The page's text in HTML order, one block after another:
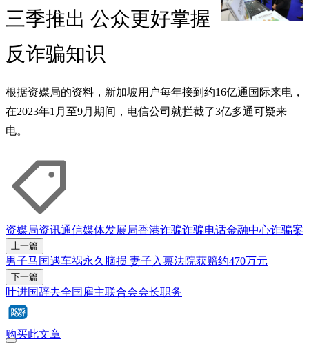
三季推出 公众更好掌握
反诈骗知识
根据资媒局的资料，新加坡用户每年接到约16亿通国际来电，
在2023年1月至9月期间，电信公司就拦截了3亿多通可疑来
电。
资媒局资讯通信媒体发展局香港诈骗诈骗电话金融中心诈骗案
上一篇
男子马国遇车祸永久脑损 妻子入禀法院获赔约470万元
下一篇
叶进国辞去全国雇主联合会会长职务
购买此文章